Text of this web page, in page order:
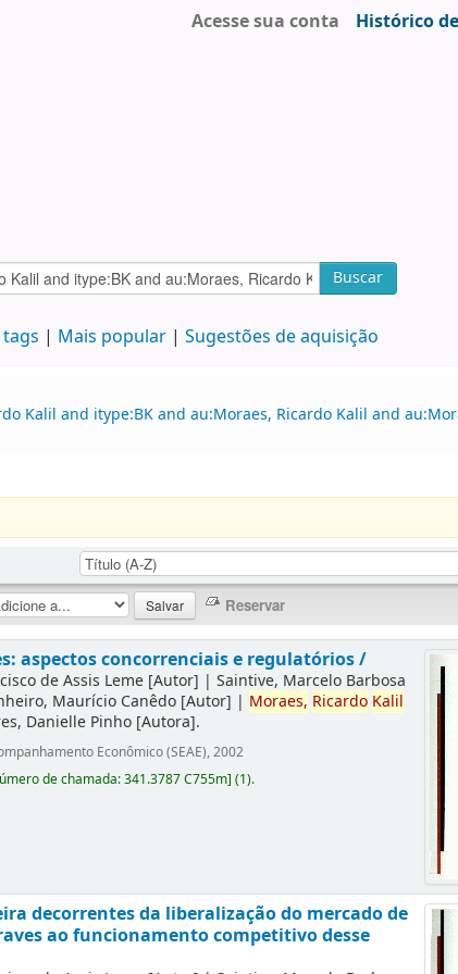
Acesse sua conta Histórico
Buscar
Mais popular Sugestões de aquisição
Kalil and itype:BK and au:Moraes, Ricardo Kalil and
aspectos concorrenciais e regulatórios /
de Assis Leme [Autor] |Saintive, Marcelo Barbosa
Maurício Canêdo [Autor] | Moraes, Ricardo Kalil
Danielle Pinho [Autora].
Econômico (SEAE), 2002
de chamada:341.3787 C755m](1).
decorrentes da liberalização do mercado de
ao funcionamento competitivo desse